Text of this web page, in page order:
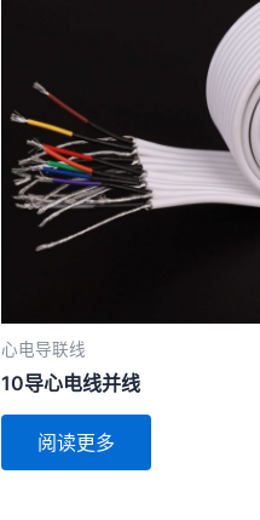
心电导联线
10导心电线并线
阅读更多